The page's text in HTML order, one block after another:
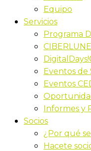
Equipo
Servicios
Programa
Eventos de
Eventos
Informes y
Socios
¿Por qué
Hacete